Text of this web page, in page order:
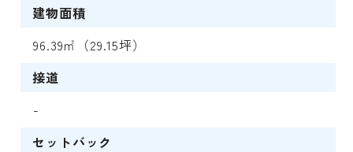
建物面積
96.39㎡（29.15坪）
接道
-
セットバック